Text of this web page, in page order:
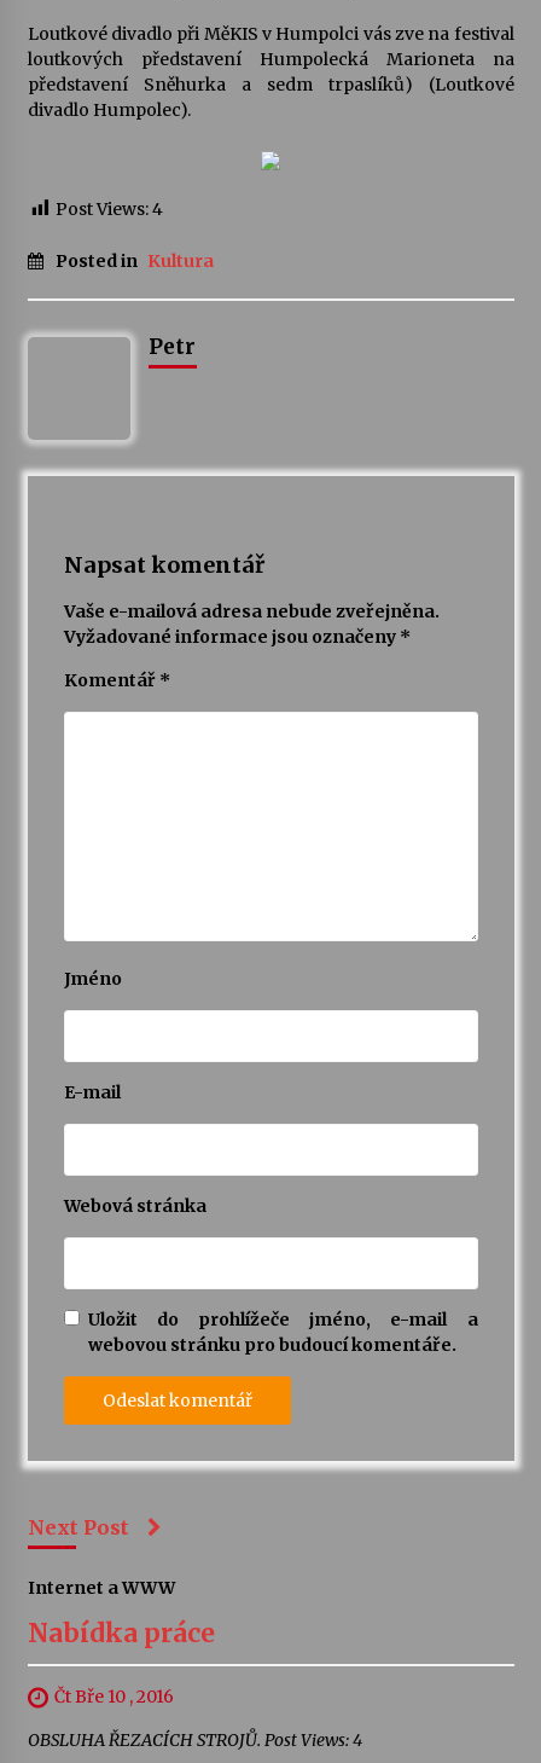
28. 7. 2026
Letní koncerty ve Stromovce: Kolchoz a
Jenakaši
22. 7. 2026
14. 7. 2026
Za kulturou kousek za Humpolec. V Želivě ožije
Loutkové divadlo při MěKIS v Humpolci vás zve na festival
loutkových představení Humpolecká Marioneta na
představení Sněhurka a sedm trpaslíků) (Loutkové
divadlo Humpolec).
Post Views:4
Posted in Kultura
Petr
Napsat komentář
Vaše e-mailová adresa nebude zveřejněna.
Vyžadované informace jsou označeny *
Komentář *
Jméno
E-mail
Webová stránka
Uložit do prohlížeče jméno, e-mail a
webovou stránku pro budoucí komentáře.
Next Post
Internet a WWW
Nabídka práce
Čt Bře 10 , 2016
OBSLUHA ŘEZACÍCH STROJŮ. Post Views: 4